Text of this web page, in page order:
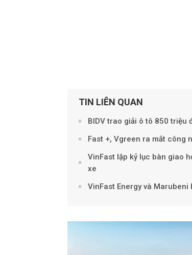
TIN LIÊN QUAN
BIDV trao giải ô tô 850 triệu
Fast +, Vgreen ra mắt công
VinFast lập kỷ lục bàn giao
xe
VinFast Energy và